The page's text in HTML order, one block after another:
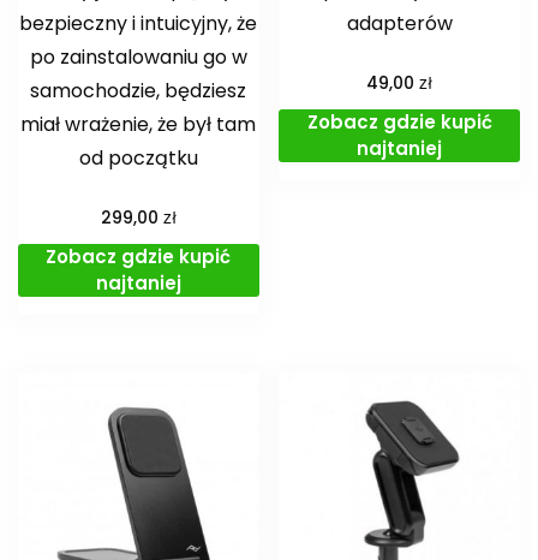
bezpieczny i intuicyjny, że
po zainstalowaniu go w
samochodzie, będziesz
miał wrażenie, że był tam
od początku
299,00 zł
Zobacz gdzie kupić
najtaniej
adapterów
49,00zł
Zobacz gdzie kupić
najtaniej